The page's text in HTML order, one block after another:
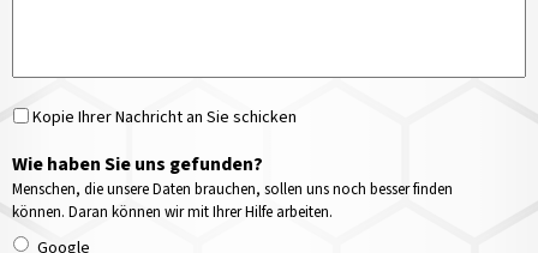
Kopie Ihrer Nachricht an Sie schicken
Wie haben Sie uns gefunden?
Menschen, die unsere Daten brauchen, sollen uns noch besser finden
können. Daran können wir mit Ihrer Hilfe arbeiten.
Google